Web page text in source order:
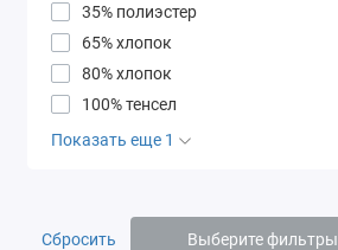
35% полиэстер
65% хлопок
80% хлопок
100% тенсел
Показать еще 1
Сбросить Выберите фильтры